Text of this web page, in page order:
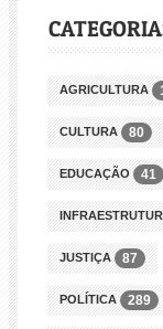
AGRICULTURA
CULTURA 80
EDUCAÇÃO 41
JUSTIÇA 87
POLÍTICA 289